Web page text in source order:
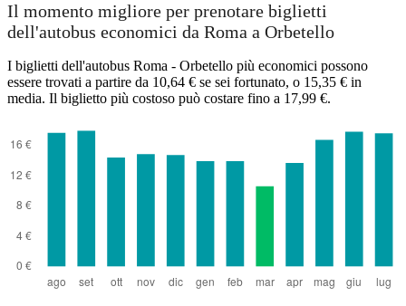
Il momento migliore per prenotare biglietti
dell'autobus economici da Roma a Orbetello
I biglietti dell'autobus Roma - Orbetello più economici possono
essere trovati a partire da 10,64 € se sei fortunato, o 15,35 € in
media. Il biglietto più costoso può costare fino a 17,99 €.